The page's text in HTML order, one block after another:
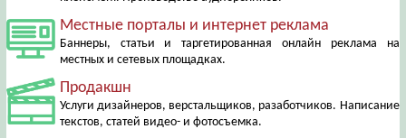
Местные порталы и интернет реклама
Баннеры, статьи и таргетированная онлайн реклама на
местных и сетевых площадках.
Продакшн
Услуги дизайнеров, верстальщиков, разаботчиков. Написание
текстов, статей видео- и фотосъемка.